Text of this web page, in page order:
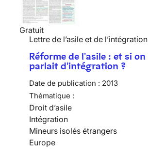
Gratuit
Lettre de l’asile et de l’intégration
Réforme de l'asile : et si on
parlait d'intégration ?
Date de publication : 2013
Thématique :
Droit d’asile
Intégration
Mineurs isolés étrangers
Europe